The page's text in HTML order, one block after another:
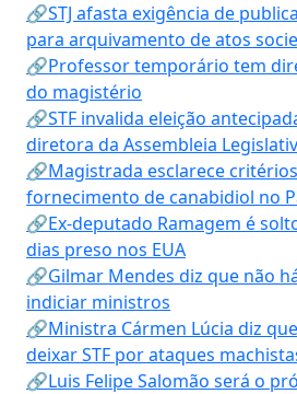
🔗STJ afasta exigência de
para arquivamento de atos
🔗Professor temporário tem
do magistério
🔗STF invalida eleição
diretora da Assembleia
🔗Magistrada esclarece
fornecimento de canabidiol no
🔗Ex-deputado Ramagem é
dias preso nos EUA
🔗Gilmar Mendes diz que não
indiciar ministros
🔗Ministra Cármen Lúcia diz
deixar STF por ataques
🔗Luis Felipe Salomão será o